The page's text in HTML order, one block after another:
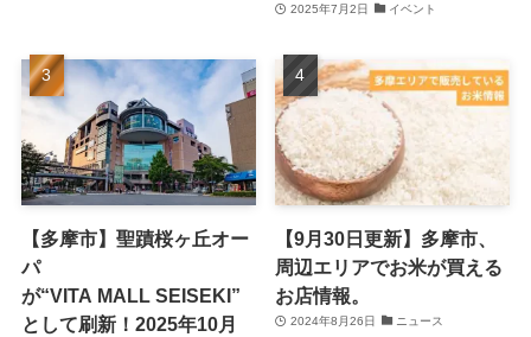
2025年7月2日 イベント
【多摩市】聖蹟桜ヶ丘オー
パ
が“VITA MALL SEISEKI”
として刷新！2025年10月
【9月30日更新】多摩市、
周辺エリアでお米が買える
お店情報。
2024年8月26日 ニュース